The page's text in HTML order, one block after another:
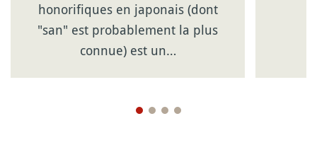
honorifiques en japonais (dont
"san" est probablement la plus
connue) est un…